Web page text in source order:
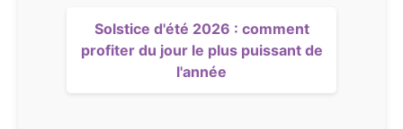
Solstice d'été 2026 : comment
profiter du jour le plus puissant de
l'année